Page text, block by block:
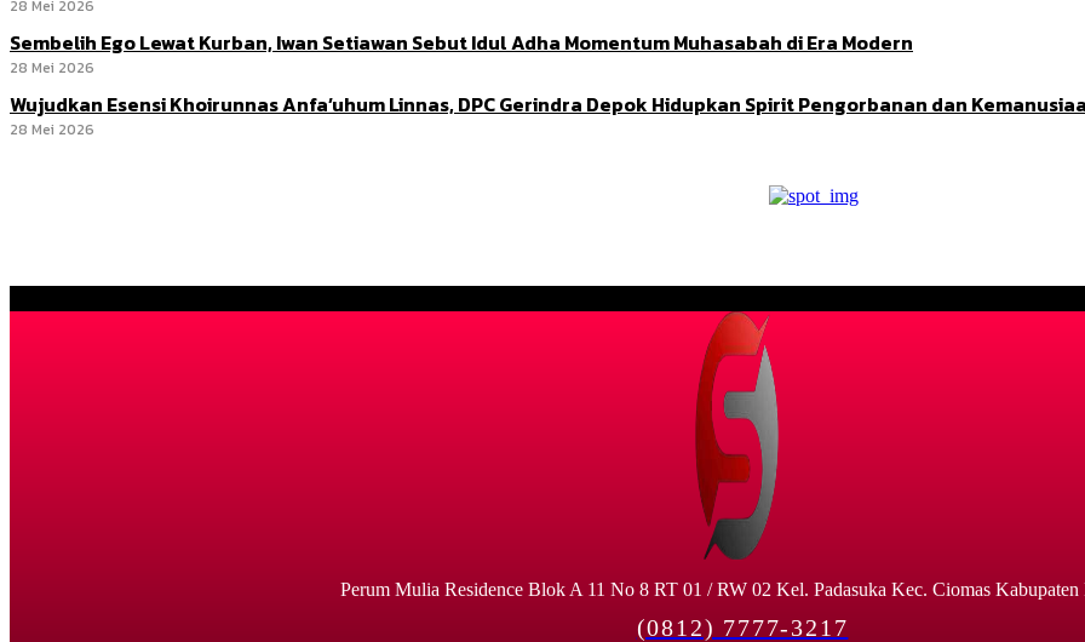
28 Mei 2026
Sembelih Ego Lewat Kurban, Iwan Setiawan Sebut Idul Adha Momentum Muhasabah di Era Modern
28 Mei 2026
Wujudkan Esensi Khoirunnas Anfa’uhum Linnas, DPC Gerindra Depok Hidupkan Spirit Pengorbanan dan
28 Mei 2026
Perum Mulia Residence Blok A 11 No 8 RT 01 / RW 02 Kel. Padasuka Kec. Ciomas Kabupaten
(0812) 7777-3217